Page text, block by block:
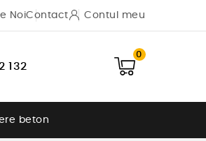
NoiContact Contul meu
132
0
beton